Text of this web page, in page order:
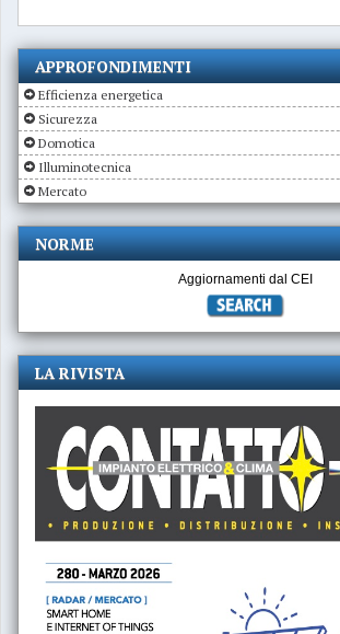
APPROFONDIMENTI
Efficienza energetica
Sicurezza
Domotica
Illuminotecnica
Mercato
NORME
Aggiornamenti dal CEI
LA RIVISTA